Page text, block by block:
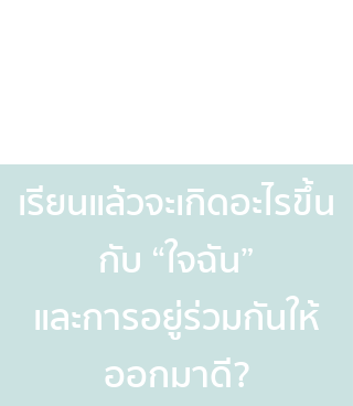
เรียนแล้วจะเกิดอะไรขึ้น
กับ “ใจฉัน”
และการอยู่ร่วมกันให้
ออกมาดี?